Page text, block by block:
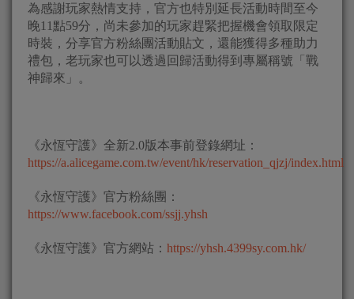
為感謝玩家熱情支持，官方也特別延長活動時間至今
晚11點59分，尚未參加的玩家趕緊把握機會領取限定
時裝，分享官方粉絲團活動貼文，還能獲得多種助力
禮包，老玩家也可以透過回歸活動得到專屬稱號「戰
神歸來」。
《永恆守護》全新2.0版本事前登錄網址：
https://a.alicegame.com.tw/event/hk/reservation_qjzj/index.html
《永恆守護》官方粉絲團：
https://www.facebook.com/ssjj.yhsh
《永恆守護》官方網站： https://yhsh.4399sy.com.hk/